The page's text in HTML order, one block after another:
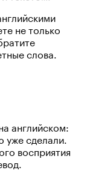
не только
слова.
английском:
уже сделали.
восприятия